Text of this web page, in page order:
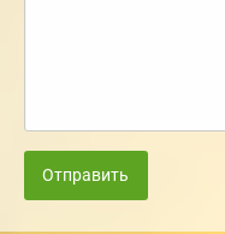
Отправить